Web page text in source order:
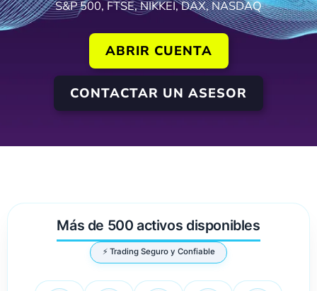
S&P 500, FTSE, NIKKEI, DAX, NASDAQ
ABRIR CUENTA
CONTACTAR UN ASESOR
Más de 500 activos disponibles
⚡ Trading Seguro y Confiable